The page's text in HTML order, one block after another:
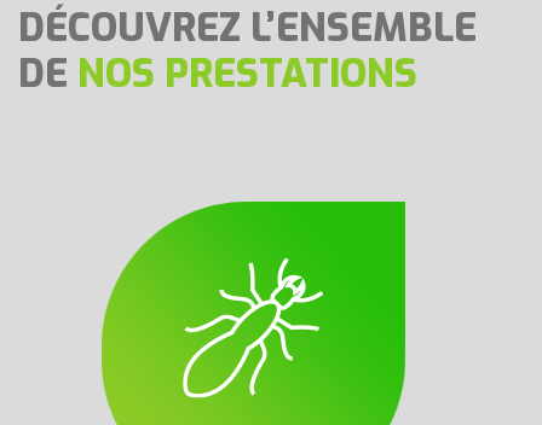
DÉCOUVREZ L’ENSEMBLE
DE NOS PRESTATIONS